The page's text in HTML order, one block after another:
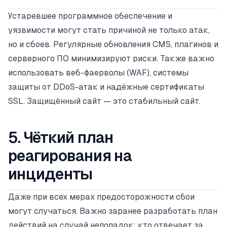
Устаревшее программное обеспечение и
уязвимости могут стать причиной не только атак,
но и сбоев. Регулярные обновления CMS, плагинов и
серверного ПО минимизируют риски. Также важно
использовать веб-фаерволы (WAF), системы
защиты от DDoS-атак и надёжные сертификаты
SSL. Защищённый сайт — это стабильный сайт.
5. Чёткий план
реагирования на
инциденты
Даже при всех мерах предосторожности сбои
могут случаться. Важно заранее разработать план